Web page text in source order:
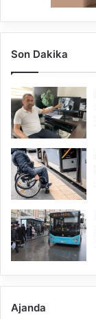
Son Dakika
Ajanda